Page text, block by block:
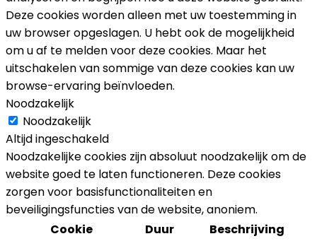
Deze cookies worden alleen met uw toestemming in
uw browser opgeslagen. U hebt ook de mogelijkheid
om u af te melden voor deze cookies. Maar het
uitschakelen van sommige van deze cookies kan uw
browse-ervaring beïnvloeden.
Noodzakelijk
Noodzakelijk
Altijd ingeschakeld
Noodzakelijke cookies zijn absoluut noodzakelijk om de
website goed te laten functioneren. Deze cookies
zorgen voor basisfunctionaliteiten en
beveiligingsfuncties van de website, anoniem.
Cookie
Duur Beschrijving